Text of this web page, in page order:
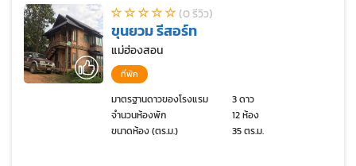
(0 รีวิว)
ขุนยวม รีสอร์ท
แม่ฮ่องสอน
ที่พัก
มาตรฐานดาวของโรงแรม
3 ดาว
จำนวนห้องพัก
12 ห้อง
ขนาดห้อง (ตร.ม.)
35 ตร.ม.